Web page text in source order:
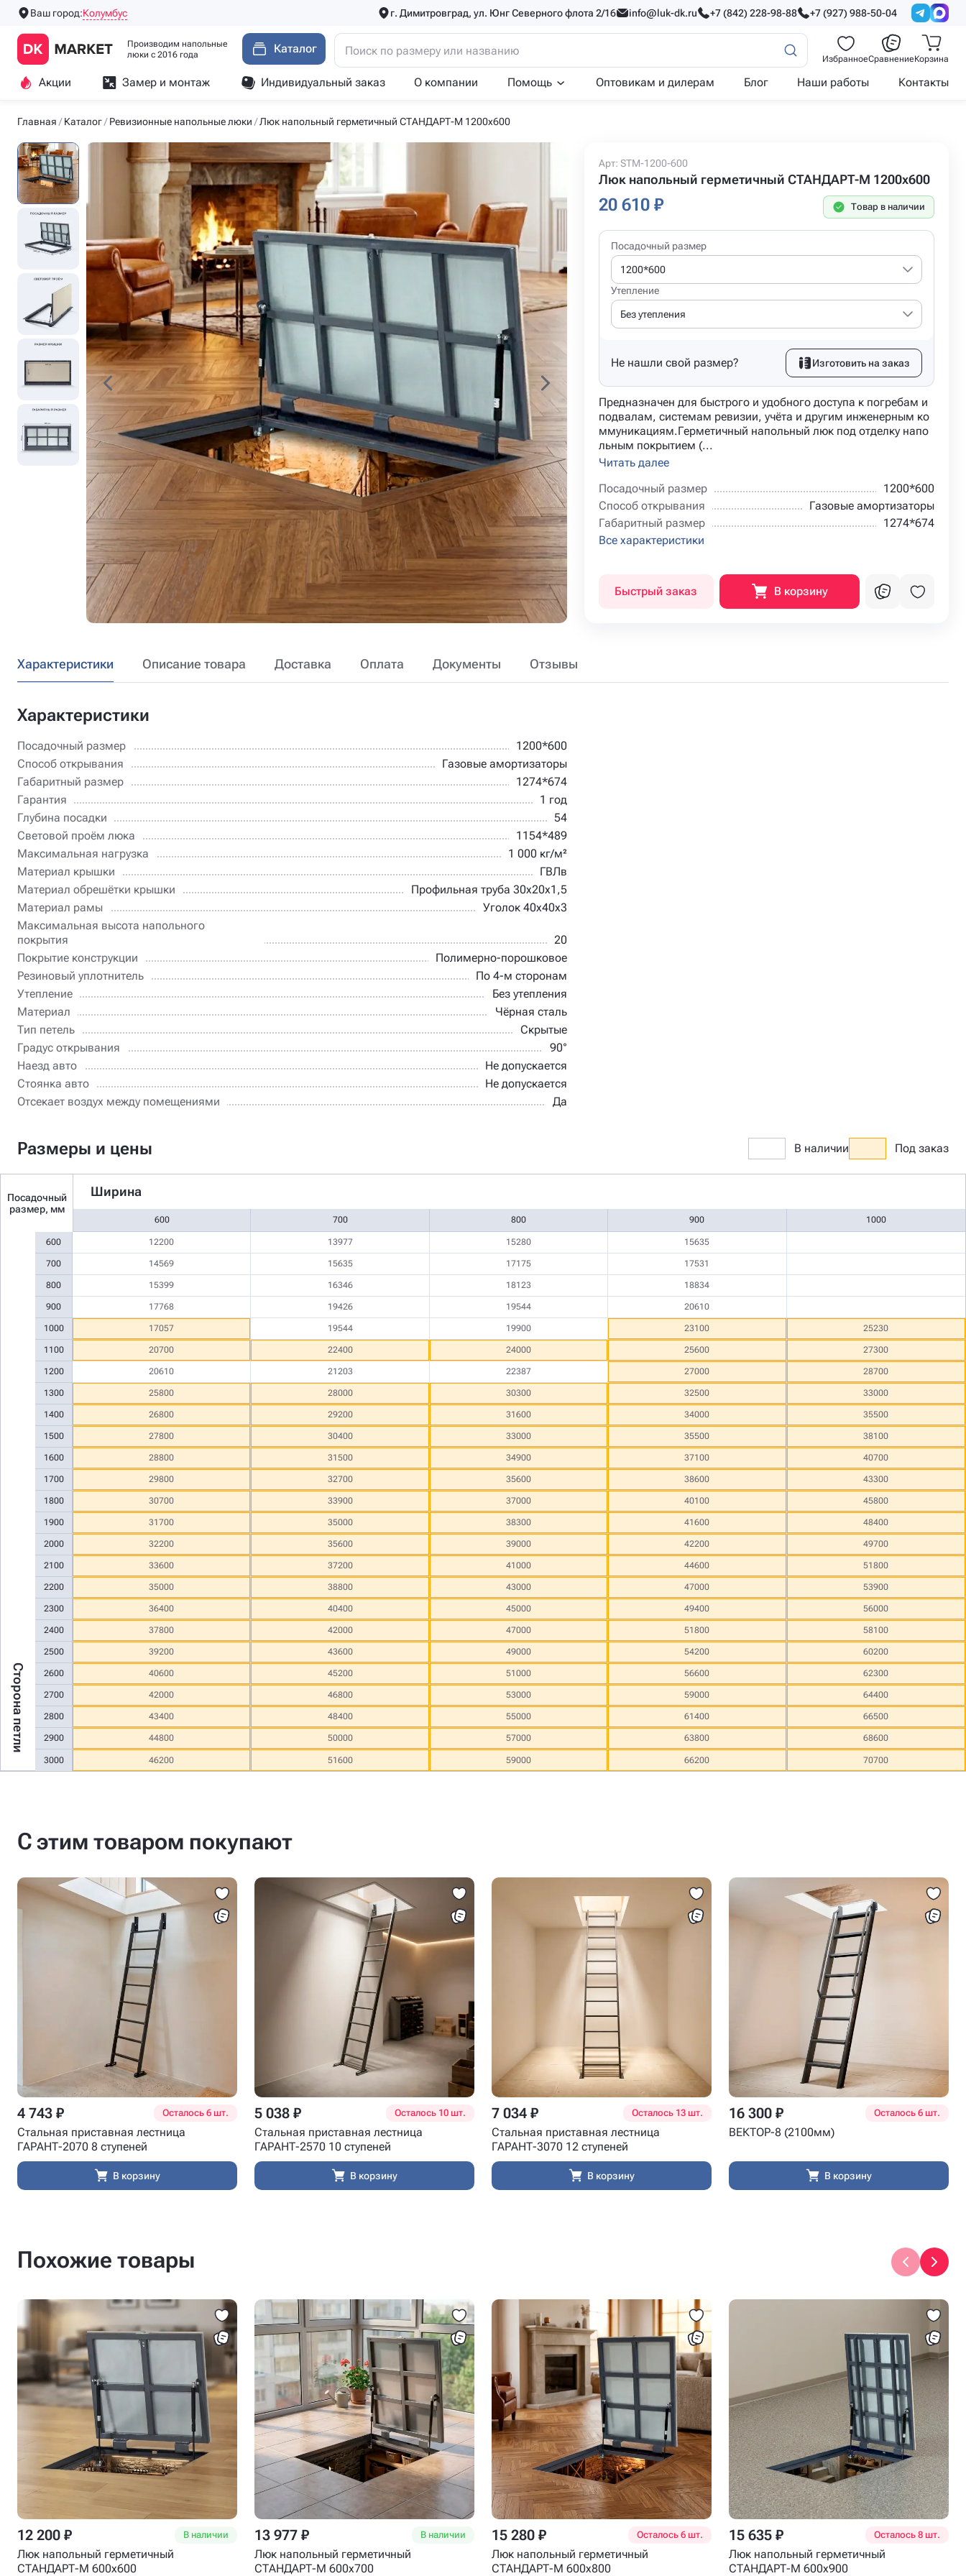
Ваш город:Колумбус г. Димитровград, ул. Юнг Северного флота 2/16 info@luk-dk.ru +7 (842) 228-98-88 +7 (927) 988-50-04
Производим напольные
люки с 2016 года
Каталог
ИзбранноеСравнениеКорзина
Акции Замер и монтаж Индивидуальный заказ О компании Помощь Оптовикам и дилерам Блог Наши работы Контакты
Главная Каталог Ревизионные напольные люки Люк напольный герметичный СТАНДАРТ-М 1200x600
Арт: STM-1200-600
Люк напольный герметичный СТАНДАРТ-М 1200x600
20 610 ₽ Товар в наличии
Посадочный размер
1200*600
Утепление
Без утепления
Не нашли свой размер? Изготовить на заказ
Предназначен для быстрого и удобного доступа к погребам и
подвалам, системам ревизии, учёта и другим инженерным ко
ммуникациям.Герметичный напольный люк под отделку напо
льным покрытием (...
Читать далее
Посадочный размер
1200*600
Способ открывания
Газовые амортизаторы
Габаритный размер
1274*674
Все характеристики
Быстрый заказ В корзину
Характеристики Описание товара Доставка Оплата Документы Отзывы
Характеристики
Посадочный размер
1200*600
Способ открывания
Газовые амортизаторы
Габаритный размер
1274*674
Гарантия
1 год
Глубина посадки
54
Световой проём люка
1154*489
Максимальная нагрузка
1 000 кг/м²
Материал крышки
ГВЛв
Материал обрешётки крышки
Профильная труба 30х20х1,5
Материал рамы
Уголок 40х40х3
Максимальная высота напольного
покрытия
20
Покрытие конструкции
Полимерно-порошковое
Резиновый уплотнитель
По 4-м сторонам
Утепление
Без утепления
Материал
Чёрная сталь
Тип петель
Скрытые
Градус открывания
90°
Наезд авто
Не допускается
Стоянка авто
Не допускается
Отсекает воздух между помещениями
Да
Размеры и цены В наличии Под заказ
Посадочный
размер, мм
Ширина
600 700 800 900 1000
Сторона петли
600
700
800
900
1000
1100
1200
1300
1400
1500
1600
1700
1800
1900
2000
2100
2200
2300
2400
2500
2600
2700
2800
2900
3000
12200 13977 15280 15635
14569 15635 17175 17531
15399 16346 18123 18834
17768 19426 19544 20610
17057 19544 19900 23100 25230
20700 22400 24000 25600 27300
20610 21203 22387 27000 28700
25800 28000 30300 32500 33000
26800 29200 31600 34000 35500
27800 30400 33000 35500 38100
28800 31500 34900 37100 40700
29800 32700 35600 38600 43300
30700 33900 37000 40100 45800
31700 35000 38300 41600 48400
32200 35600 39000 42200 49700
33600 37200 41000 44600 51800
35000 38800 43000 47000 53900
36400 40400 45000 49400 56000
37800 42000 47000 51800 58100
39200 43600 49000 54200 60200
40600 45200 51000 56600 62300
42000 46800 53000 59000 64400
43400 48400 55000 61400 66500
44800 50000 57000 63800 68600
46200 51600 59000 66200 70700
С этим товаром покупают
4 743 ₽ Осталось 6 шт.
Стальная приставная лестница
ГАРАНТ-2070 8 ступеней
В корзину
5 038 ₽ Осталось 10 шт.
Стальная приставная лестница
ГАРАНТ-2570 10 ступеней
В корзину
7 034 ₽ Осталось 13 шт.
Стальная приставная лестница
ГАРАНТ-3070 12 ступеней
В корзину
16 300 ₽ Осталось 6 шт.
ВЕКТОР-8 (2100мм)
В корзину
Похожие товары
12 200 ₽ В наличии
Люк напольный герметичный
СТАНДАРТ-М 600x600
13 977 ₽ В наличии
Люк напольный герметичный
СТАНДАРТ-М 600x700
15 280 ₽ Осталось 6 шт.
Люк напольный герметичный
СТАНДАРТ-М 600x800
15 635 ₽ Осталось 8 шт.
Люк напольный герметичный
СТАНДАРТ-М 600x900